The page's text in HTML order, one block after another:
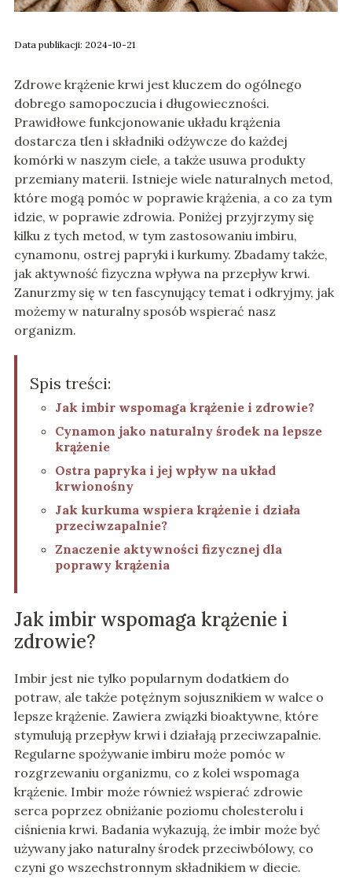
Data publikacji: 2024-10-21
Zdrowe krążenie krwi jest kluczem do ogólnego
dobrego samopoczucia i długowieczności.
Prawidłowe funkcjonowanie układu krążenia
dostarcza tlen i składniki odżywcze do każdej
komórki w naszym ciele, a także usuwa produkty
przemiany materii. Istnieje wiele naturalnych metod,
które mogą pomóc w poprawie krążenia, a co za tym
idzie, w poprawie zdrowia. Poniżej przyjrzymy się
kilku z tych metod, w tym zastosowaniu imbiru,
cynamonu, ostrej papryki i kurkumy. Zbadamy także,
jak aktywność fizyczna wpływa na przepływ krwi.
Zanurzmy się w ten fascynujący temat i odkryjmy, jak
możemy w naturalny sposób wspierać nasz
organizm.
Spis treści:
Jak imbir wspomaga krążenie i zdrowie?
Cynamon jako naturalny środek na lepsze
krążenie
Ostra papryka i jej wpływ na układ
krwionośny
Jak kurkuma wspiera krążenie i działa
przeciwzapalnie?
Znaczenie aktywności fizycznej dla
poprawy krążenia
Jak imbir wspomaga krążenie i
zdrowie?
Imbir jest nie tylko popularnym dodatkiem do
potraw, ale także potężnym sojusznikiem w walce o
lepsze krążenie. Zawiera związki bioaktywne, które
stymulują przepływ krwi i działają przeciwzapalnie.
Regularne spożywanie imbiru może pomóc w
rozgrzewaniu organizmu, co z kolei wspomaga
krążenie. Imbir może również wspierać zdrowie
serca poprzez obniżanie poziomu cholesterolu i
ciśnienia krwi. Badania wykazują, że imbir może być
używany jako naturalny środek przeciwbólowy, co
czyni go wszechstronnym składnikiem w diecie.